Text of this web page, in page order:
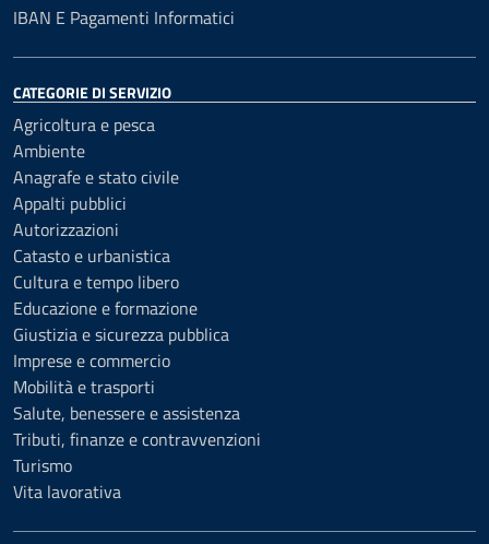
IBAN E Pagamenti Informatici
CATEGORIE DI SERVIZIO
Agricoltura e pesca
Ambiente
Anagrafe e stato civile
Appalti pubblici
Autorizzazioni
Catasto e urbanistica
Cultura e tempo libero
Educazione e formazione
Giustizia e sicurezza pubblica
Imprese e commercio
Mobilità e trasporti
Salute, benessere e assistenza
Tributi, finanze e contravvenzioni
Turismo
Vita lavorativa